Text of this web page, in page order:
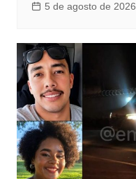
5 de agosto de 2026